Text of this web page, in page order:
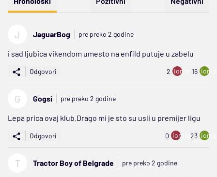
J JaguarBog pre preko 2 godine
i sad ljubica vikendom umesto na enfild putuje u zabelu
Odgovori 2 ion:minus
16
G Gogsi pre preko 2 godine
Lepa prica ovaj klub.Drago mi je sto su usli u premijer ligu
Odgovori 0 ion:minus
23
T Tractor Boy of Belgrade pre preko 2 godine